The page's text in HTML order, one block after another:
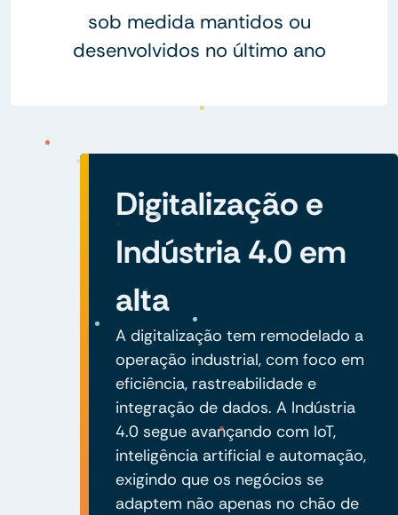
sob medida mantidos ou
desenvolvidos no último ano
Digitalização e
Indústria 4.0 em
alta
A digitalização tem remodelado a
operação industrial, com foco em
eficiência, rastreabilidade e
integração de dados. A Indústria
4.0 segue avançando com IoT,
inteligência artificial e automação,
exigindo que os negócios se
adaptem não apenas no chão de